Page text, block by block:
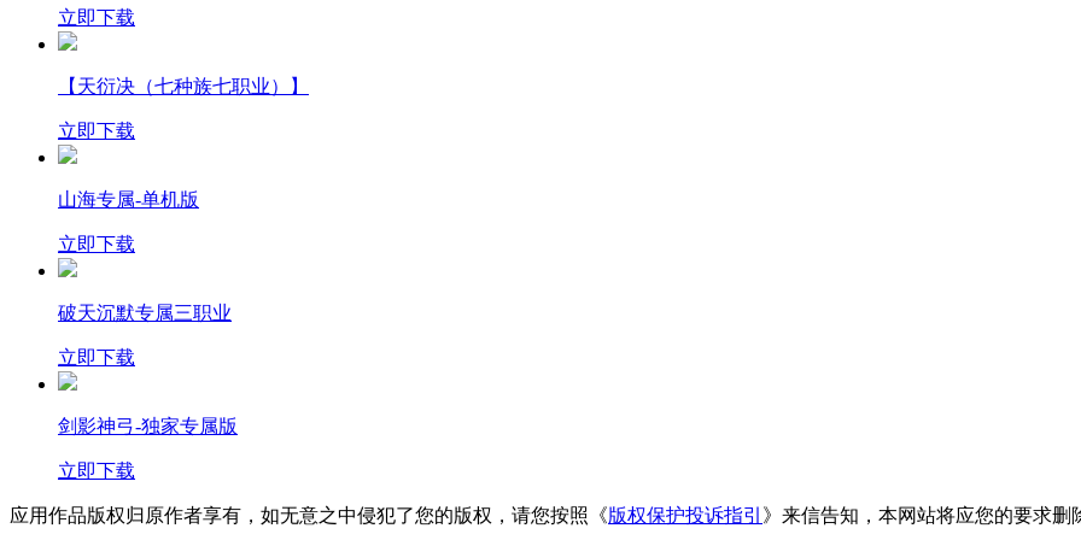
立即下载
【天衍决（七种族七职业）】
立即下载
山海专属-单机版
立即下载
破天沉默专属三职业
立即下载
剑影神弓-独家专属版
立即下载
应用作品版权归原作者享有，如无意之中侵犯了您的版权，请您按照《版权保护投诉指引 》来信告知，本网站将应您的要求删